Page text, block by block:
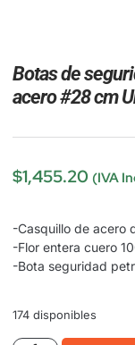
Botas de
acero #28 cm
$1,455.20 (IVA
-Casquillo de acero
-Flor entera cuero
-Bota seguridad
174 disponibles